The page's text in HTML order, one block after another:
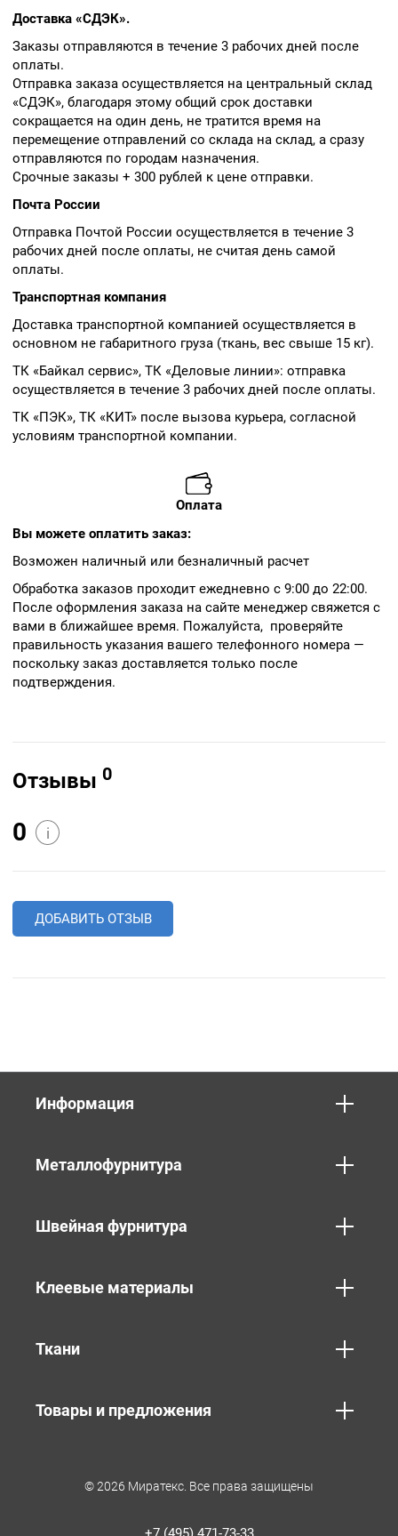
Доставка «СДЭК».
Заказы отправляются в течение 3 рабочих дней после
оплаты.
Отправка заказа осуществляется на центральный склад
«СДЭК», благодаря этому общий срок доставки
сокращается на один день, не тратится время на
перемещение отправлений со склада на склад, а сразу
отправляются по городам назначения.
Срочные заказы + 300 рублей к цене отправки.
Почта России
Отправка Почтой России осуществляется в течение 3
рабочих дней после оплаты, не считая день самой
оплаты.
Транспортная компания
Доставка транспортной компанией осуществляется в
основном не габаритного груза (ткань, вес свыше 15 кг).
ТК «Байкал сервис», ТК «Деловые линии»: отправка
осуществляется в течение 3 рабочих дней после оплаты.
ТК «ПЭК», ТК «КИТ» после вызова курьера, согласной
условиям транспортной компании.
Оплата
Вы можете оплатить заказ:
Возможен наличный или безналичный расчет
Обработка заказов проходит ежедневно с 9:00 до 22:00.
После оформления заказа на сайте менеджер свяжется с
вами в ближайшее время. Пожалуйста, проверяйте
правильность указания вашего телефонного номера —
поскольку заказ доставляется только после
подтверждения.
Отзывы 0
0 i
ДОБАВИТЬ ОТЗЫВ
Информация
Металлофурнитура
Швейная фурнитура
Клеевые материалы
Ткани
Товары и предложения
© 2026 Миратекс. Все права защищены